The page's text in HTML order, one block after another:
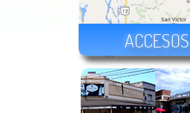
ACCESOS